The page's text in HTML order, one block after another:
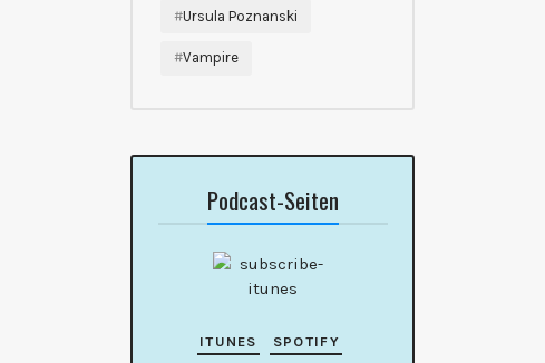
Ursula Poznanski
Vampire
Podcast-Seiten
ITUNES SPOTIFY